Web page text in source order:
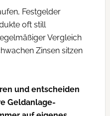
Festgelder
oft still
Vergleich
Zinsen sitzen
und entscheiden
Geldanlage-